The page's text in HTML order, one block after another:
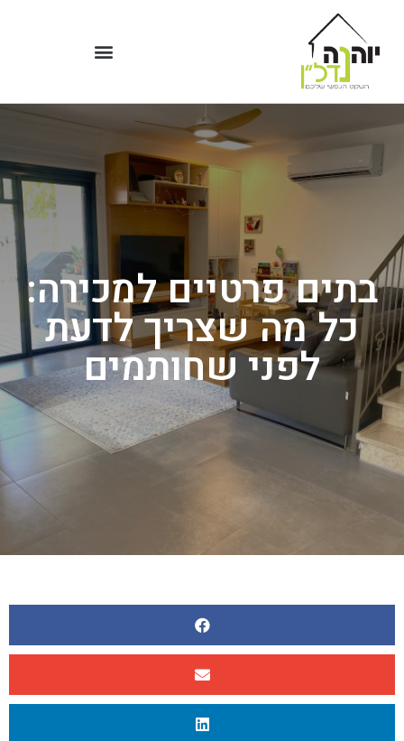
בתים פרטיים למכירה:
כל מה שצריך לדעת
לפני שחותמים